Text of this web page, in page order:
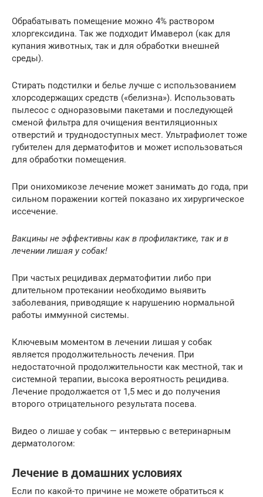
Обрабатывать помещение можно 4% раствором
хлоргексидина. Так же подходит Имаверол (как для
купания животных, так и для обработки внешней
среды).
Стирать подстилки и белье лучше с использованием
хлорсодержащих средств («белизна»). Использовать
пылесос с одноразовыми пакетами и последующей
сменой фильтра для очищения вентиляционных
отверстий и труднодоступных мест. Ультрафиолет тоже
губителен для дерматофитов и может использоваться
для обработки помещения.
При онихомикозе лечение может занимать до года, при
сильном поражении когтей показано их хирургическое
иссечение.
Вакцины не эффективны как в профилактике, так и в
лечении лишая у собак!
При частых рецидивах дерматофитии либо при
длительном протекании необходимо выявить
заболевания, приводящие к нарушению нормальной
работы иммунной системы.
Ключевым моментом в лечении лишая у собак
является продолжительность лечения. При
недостаточной продолжительности как местной, так и
системной терапии, высока вероятность рецидива.
Лечение продолжается от 1,5 мес и до получения
второго отрицательного результата посева.
Видео о лишае у собак — интервью с ветеринарным
дерматологом:
Лечение в домашних условиях
Если по какой-то причине не можете обратиться к